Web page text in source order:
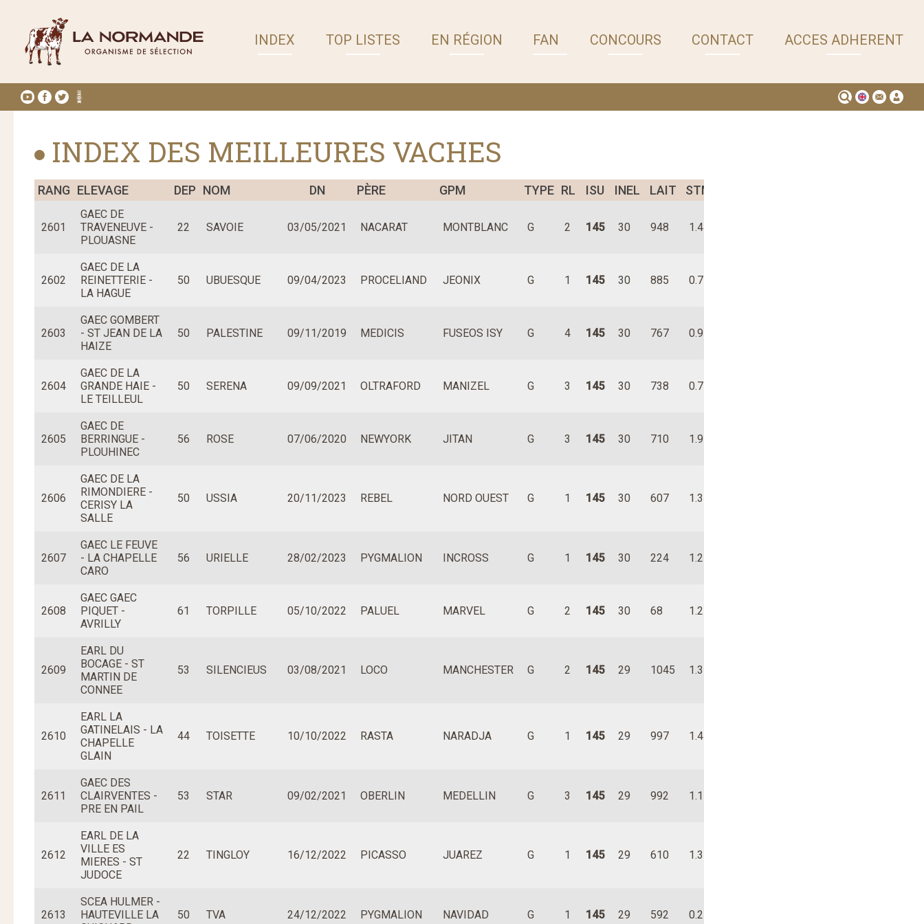
INDEX TOP LISTES EN RÉGION FAN CONCOURS CONTACT ACCES ADHERENT
INDEX DES MEILLEURES VACHES
RANG ELEVAGE DEP NOM DN PÈRE GPM TYPE RL ISU INEL LAIT STMA
2601
GAEC DE
TRAVENEUVE -
PLOUASNE
22 SAVOIE 03/05/2021 NACARAT MONTBLANC G 2 145 30 948 1.4
2602
GAEC DE LA
REINETTERIE -
LA HAGUE
50 UBUESQUE 09/04/2023 PROCELIAND JEONIX G 1 145 30 885 0.7
2603
GAEC GOMBERT
- ST JEAN DE LA
HAIZE
50 PALESTINE 09/11/2019 MEDICIS FUSEOS ISY G 4 145 30 767 0.9
2604
GAEC DE LA
GRANDE HAIE -
LE TEILLEUL
50 SERENA 09/09/2021 OLTRAFORD MANIZEL G 3 145 30 738 0.7
2605
GAEC DE
BERRINGUE -
PLOUHINEC
56 ROSE 07/06/2020 NEWYORK JITAN G 3 145 30 710 1.9
2606
GAEC DE LA
RIMONDIERE -
CERISY LA
SALLE
50 USSIA 20/11/2023 REBEL NORD OUEST G 1 145 30 607 1.3
2607
GAEC LE FEUVE
- LA CHAPELLE
CARO
56 URIELLE 28/02/2023 PYGMALION INCROSS G 1 145 30 224 1.2
2608
GAEC GAEC
PIQUET -
AVRILLY
61 TORPILLE 05/10/2022 PALUEL MARVEL G 2 145 30 68 1.2
2609
EARL DU
BOCAGE - ST
MARTIN DE
CONNEE
53 SILENCIEUS 03/08/2021 LOCO MANCHESTER G 2 145 29 1045 1.3
2610
EARL LA
GATINELAIS - LA
CHAPELLE
GLAIN
44 TOISETTE 10/10/2022 RASTA NARADJA G 1 145 29 997 1.4
2611
GAEC DES
CLAIRVENTES -
PRE EN PAIL
53 STAR 09/02/2021 OBERLIN MEDELLIN G 3 145 29 992 1.1
2612
EARL DE LA
VILLE ES
MIERES - ST
JUDOCE
22 TINGLOY 16/12/2022 PICASSO JUAREZ G 1 145 29 610 1.3
2613
SCEA HULMER -
HAUTEVILLE LA
50 TVA 24/12/2022 PYGMALION NAVIDAD G 1 145 29 592 0.2